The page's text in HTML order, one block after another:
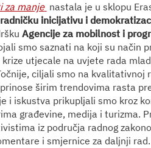
za manje nastala je u sklopu
inicijativu i
Agencije za mobilnost i
smo saznati na koji su način
utjecale na uvjete rada
ciljali smo na kvalitativnoj
širim trendovima rasta
i iskustva prikupljali smo kroz
građevine, medija i turizma.
iz područja radnog
i smjernice za daljnji rad.